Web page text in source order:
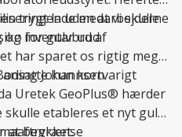
trygt lade medarbejderne
for gulvbrud.
uden at vi skulle
inventar ud af
har sparet os rigtig meget
Johannsen.
ansatte kun kortvarigt
Uretek GeoPlus® hærder
etableres et nyt gulv.
at begrænse